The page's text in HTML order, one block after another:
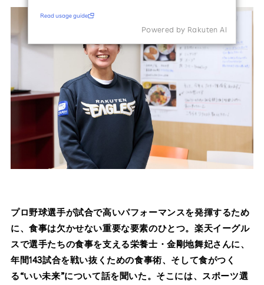
プロ野球選手が試合で高いパフォーマンスを発揮するため
に、食事は欠かせない重要な要素のひとつ。楽天イーグル
スで選手たちの食事を支える栄養士・金剛地舞妃さんに、
年間143試合を戦い抜くための食事術、そして食がつく
る“いい未来”について話を聞いた。そこには、スポーツ選
Read usage guide
Powered by Rakuten Al